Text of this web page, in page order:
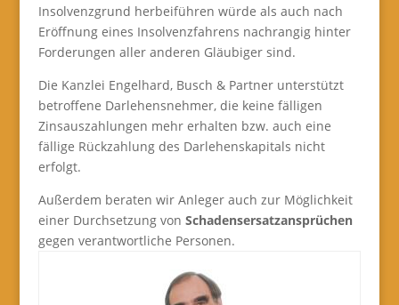
Insolvenzgrund herbeiführen würde als auch nach
Eröffnung eines Insolvenzfahrens nachrangig hinter
Forderungen aller anderen Gläubiger sind.
Die Kanzlei Engelhard, Busch & Partner unterstützt
betroffene Darlehensnehmer, die keine fälligen
Zinsauszahlungen mehr erhalten bzw. auch eine
fällige Rückzahlung des Darlehenskapitals nicht
erfolgt.
Außerdem beraten wir Anleger auch zur Möglichkeit
einer Durchsetzung von Schadensersatzansprüchen
gegen verantwortliche Personen.